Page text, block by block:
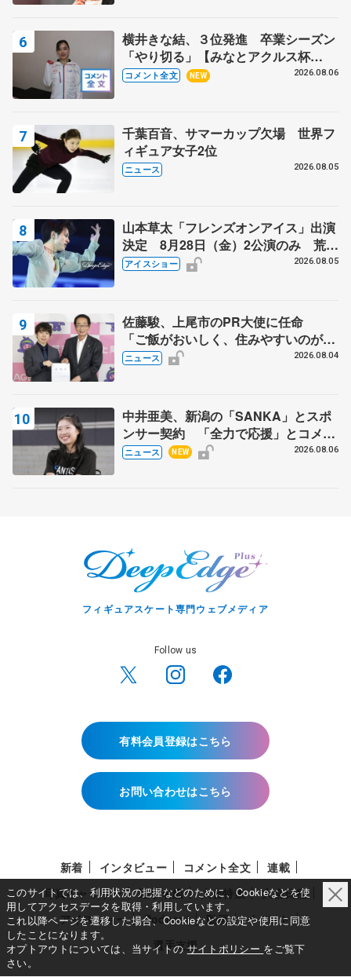
横井きな結、３位発進 卒業シーズン
「やり切る」【みなとアクルス杯
SP】
コメント全文 NEW 2026.08.06
千葉百音、サマーカップ欠場 世界フ
ィギュア女子2位
ニュース 2026.08.05
山本草太「フレンズオンアイス」出演
決定 8月28日（金）2公演のみ 荒川
静香さんプロデュース、20周年のアイ
アイスショー 2026.08.05
佐藤駿、上尾市のPR大使に任命
「ご飯がおいしく、住みやすいのが魅
力」
ニュース 2026.08.04
中井亜美、新潟の「SANKA」とスポ
ンサー契約 「全力で応援」とコメン
ト
ニュース NEW 2026.08.06
フィギュアスケート専門ウェブメディア
Follow us
有料会員登録はこちら
お問い合わせはこちら
新着 インタビュー コメント全文
連載
写真ギャラリー
選手名鑑 大会特集
大会日程
アイスショー
Podcast 動画
イベント
選手支援
このサイトでは、利用状況の把握などのために、Cookieなどを使
用してアクセスデータを取得・利用しています。
これ以降ページを遷移した場合、Cookieなどの設定や使用に同意
したことになります。
オプトアウトについては、当サイトの サイトポリシー をご覧下
さい。